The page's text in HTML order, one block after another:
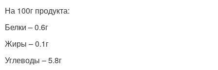
На 100г продукта:
Белки – 0.6г
Жиры – 0.1г
Углеводы – 5.8г